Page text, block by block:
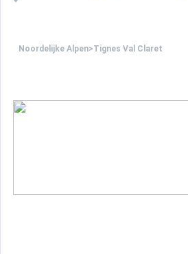
Noordelijke Alpen>Tignes Val Claret